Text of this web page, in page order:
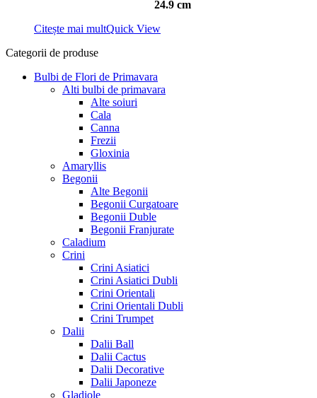
24.9 cm
Citește mai multQuick View
Categorii de produse
Bulbi de Flori de Primavara
Alti bulbi de primavara
Alte soiuri
Cala
Canna
Frezii
Gloxinia
Amaryllis
Begonii
Alte Begonii
Begonii Curgatoare
Begonii Duble
Begonii Franjurate
Caladium
Crini
Crini Asiatici
Crini Asiatici Dubli
Crini Orientali
Crini Orientali Dubli
Crini Trumpet
Dalii
Dalii Ball
Dalii Cactus
Dalii Decorative
Dalii Japoneze
Gladiole